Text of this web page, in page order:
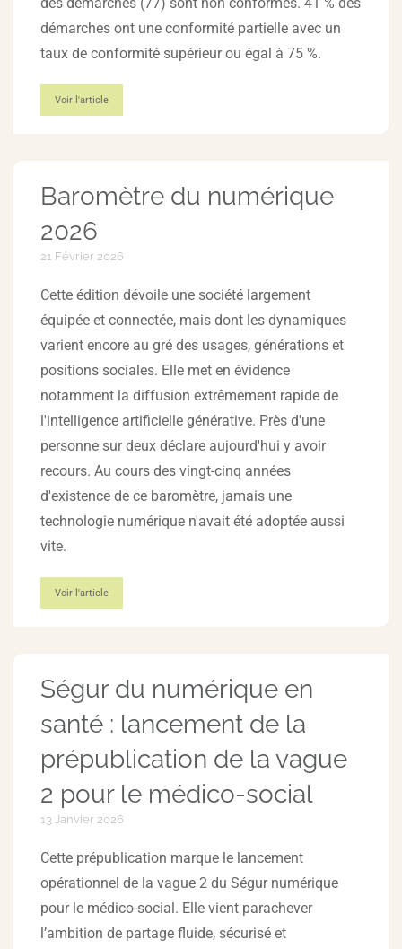
démarches ont une conformité partielle avec un
taux de conformité supérieur ou égal à 75 %.
Voir l'article
Baromètre du numérique
2026
21 Février 2026
Cette édition dévoile une société largement
équipée et connectée, mais dont les dynamiques
varient encore au gré des usages, générations et
positions sociales. Elle met en évidence
notamment la diffusion extrêmement rapide de
l'intelligence artificielle générative. Près d'une
personne sur deux déclare aujourd'hui y avoir
recours. Au cours des vingt-cinq années
d'existence de ce baromètre, jamais une
technologie numérique n'avait été adoptée aussi
vite.
Voir l'article
Ségur du numérique en
santé : lancement de la
prépublication de la vague
2 pour le médico-social
13 Janvier 2026
Cette prépublication marque le lancement
opérationnel de la vague 2 du Ségur numérique
pour le médico-social. Elle vient parachever
l’ambition de partage fluide, sécurisé et